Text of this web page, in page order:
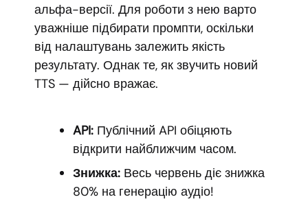
альфа-версії. Для роботи з нею варто
уважніше підбирати промпти, оскільки
від налаштувань залежить якість
результату. Однак те, як звучить новий
TTS — дійсно вражає.
API: Публічний API обіцяють
відкрити найближчим часом.
Знижка: Весь червень діє знижка
80% на генерацію аудіо!